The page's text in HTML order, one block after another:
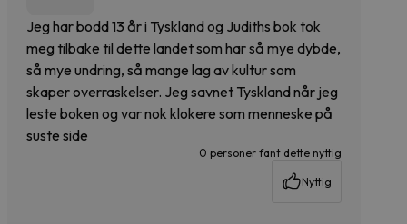
Jeg har bodd 13 år i Tyskland og Judiths bok tok
meg tilbake til dette landet som har så mye dybde,
så mye undring, så mange lag av kultur som
skaper overraskelser. Jeg savnet Tyskland når jeg
leste boken og var nok klokere som menneske på
suste side
0 personer fant dette nyttig
Nyttig